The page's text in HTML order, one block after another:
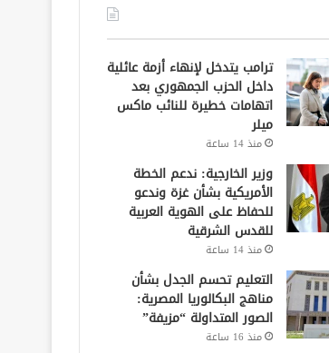
ترامب يتدخل لإنهاء أزمة عائلية
داخل الحزب الجمهوري بعد
اتهامات خطيرة للنائب ماكس
ميلر
منذ 14 ساعة
وزير الخارجية: ندعم الخطة
الأمريكية بشأن غزة وندعو
للحفاظ على الهوية العربية
للقدس الشرقية
منذ 14 ساعة
التعليم تحسم الجدل بشأن
مناهج البكالوريا المصرية:
الصور المتداولة “مزيفة”
منذ 16 ساعة